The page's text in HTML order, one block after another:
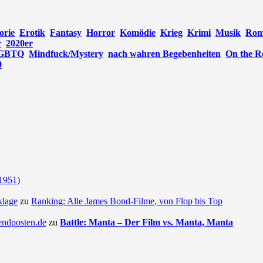
Erotik Fantasy Horror Komödie Krieg Krimi Musik
2020er
Mindfuck/Mystery nach wahren Begebenheiten On the
zu Ranking: Alle James Bond-Filme, von Flop bis Top
zu Battle: Manta – Der Film vs. Manta, Manta